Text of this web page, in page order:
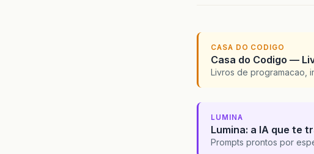
CASA DO CODIGO
Casa do Codigo —
Livros de programacao,
LUMINA
Lumina: a IA que te
Prompts prontos por